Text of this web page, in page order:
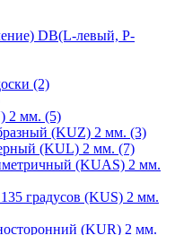
DB(L-левый, P-
(2)
2 мм. (5)
(KUZ) 2 мм. (3)
(KUL) 2 мм. (7)
(KUAS) 2 мм.
градусов (KUS) 2 мм.
(KUR) 2 мм.